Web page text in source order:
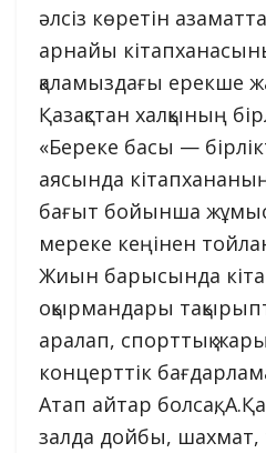
әлсіз көретін
арнайы
қаламыздағы
Қазақстан халқының
«Береке басы —
аясында
бағыт бойынша жұмыс
мереке кеңінен
Жиын барысында
оқырмандары
аралап, спорттық
концерттік
Атап айтар болсақ,
залда дойбы, шахмат,